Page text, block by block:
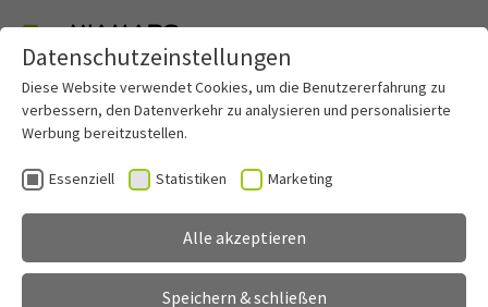
Skip to main content
Nutzen:
Was bringt mir miamapo?
Datenschutzeinstellungen
Diese Website verwendet Cookies, um die Benutzererfahrung zu
verbessern, den Datenverkehr zu analysieren und personalisierte
Werbung bereitzustellen.
Essenziell Statistiken Marketing
Alle akzeptieren
Speichern & schließen